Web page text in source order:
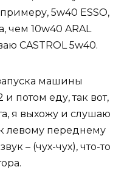
5w40 ESSO,
чем 10w40 ARAL
CASTROL 5w40.
машины
потом еду, так вот,
я выхожу и слушаю
левому переднему
– (чух-чух), что-то